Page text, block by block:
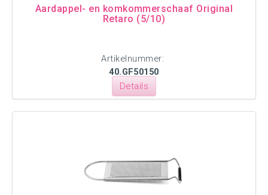
Aardappel- en komkommerschaaf Original
Retaro (5/10)
Artikelnummer:
40.GF50150
Details